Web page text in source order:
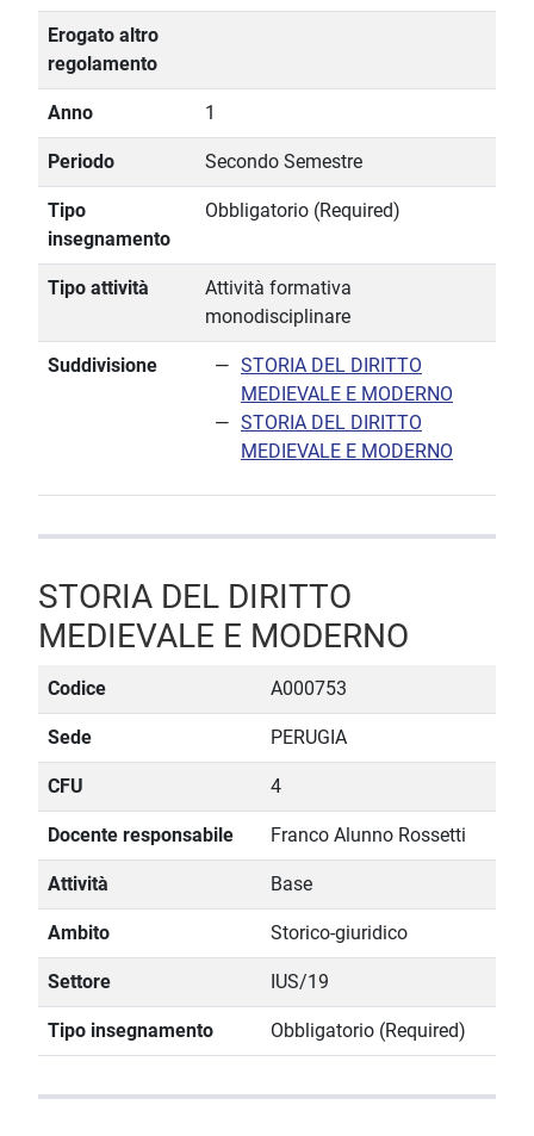
Erogato altro
regolamento
Anno 1
Periodo Secondo Semestre
Tipo
insegnamento
Obbligatorio (Required)
Tipo attività
Attività formativa
monodisciplinare
Suddivisione
STORIA DEL DIRITTO
MEDIEVALE E MODERNO
STORIA DEL DIRITTO
MEDIEVALE E MODERNO
STORIA DEL DIRITTO
MEDIEVALE E MODERNO
Codice A000753
Sede PERUGIA
CFU 4
Docente responsabile Franco Alunno Rossetti
Attività Base
Ambito Storico-giuridico
Settore IUS/19
Tipo insegnamento Obbligatorio (Required)